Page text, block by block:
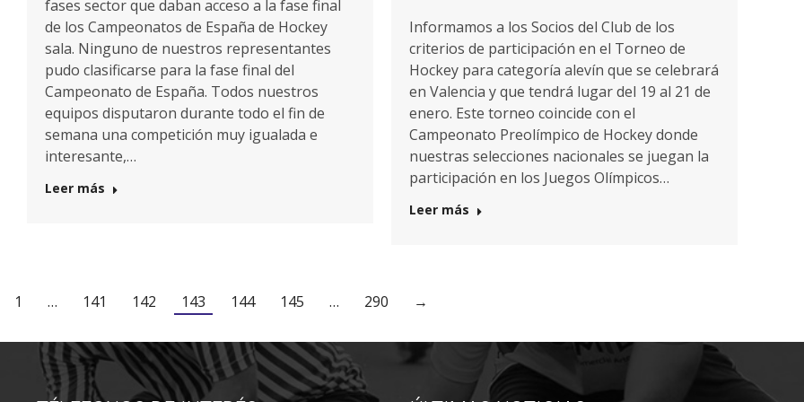
fases sector que daban acceso a la fase final
de los Campeonatos de España de Hockey
sala. Ninguno de nuestros representantes
pudo clasificarse para la fase final del
Campeonato de España. Todos nuestros
equipos disputaron durante todo el fin de
semana una competición muy igualada e
interesante,…
Leer más
Informamos a los Socios del Club de los
criterios de participación en el Torneo de
Hockey para categoría alevín que se celebrará
en Valencia y que tendrá lugar del 19 al 21 de
enero. Este torneo coincide con el
Campeonato Preolímpico de Hockey donde
nuestras selecciones nacionales se juegan la
participación en los Juegos Olímpicos…
Leer más
1 … 141 142 143 144 145 … 290 →